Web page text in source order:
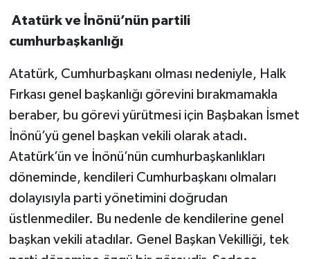
Atatürk ve İnönü’nün partili
cumhurbaşkanlığı
Atatürk, Cumhurbaşkanı olması nedeniyle, Halk
Fırkası genel başkanlığı görevini bırakmamakla
beraber, bu görevi yürütmesi için Başbakan İsmet
İnönü’yü genel başkan vekili olarak atadı.
Atatürk’ün ve İnönü’nün cumhurbaşkanlıkları
döneminde, kendileri Cumhurbaşkanı olmaları
dolayısıyla parti yönetimini doğrudan
üstlenmediler. Bu nedenle de kendilerine genel
başkan vekili atadılar. Genel Başkan Vekilliği, tek